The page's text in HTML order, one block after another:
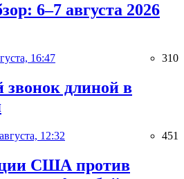
6–7 августа 2026
16:47 310
длиной в
12:32 451
США против